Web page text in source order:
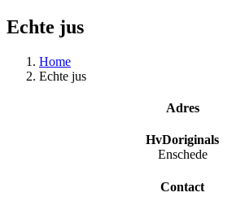
Echte jus
Home
Echte jus
Adres
HvDoriginals
Enschede
Contact